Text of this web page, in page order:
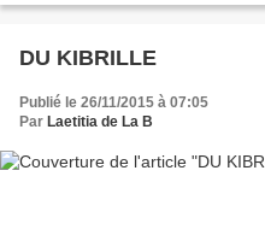
DU KIBRILLE
Publié le 26/11/2015 à 07:05
Par Laetitia de La B